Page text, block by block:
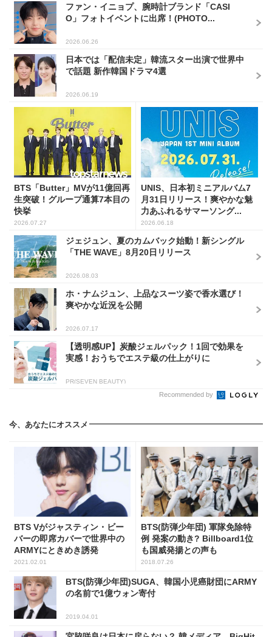
ファン・イニョプ、腕時計ブランド「CASI
O」フォトイベントに出席！(PHOTO...
2026.06.26
日本では「配信未定」韓流スター出演で世界中
で話題 新作韓国ドラマ4選
2026.06.19
BTS「Butter」MVが11億回再
生突破！グループ通算7本目の
快挙
2026.07.27
UNIS、日本初ミニアルバム7
月31日リリース！爽やかな魅
力あふれるサマーソング...
2026.06.18
ジェジュン、夏のカムバック始動！新シングル
「THE WAVE」8月20日リリース
2026.08.03
ホ・ナムジュン、上品なスーツ姿で香水選び！
爽やかな近況を公開
2026.07.17
【透明感UP】炭酸ジェルパック！1回で効果を
実感！おうちでエステ級の仕上がりに
PR(SEVEN BEAUTY)
Recommended by
今、あなたにオススメ
BTS Vがジャスティン・ビー
バーの即席カバーで世界中の
ARMYにときめき誘発
2021.02.01
BTS(防弾少年団) 軍隊免除特
例 発案の動き? Billboard1位
も国威発揚との声も
2018.07.26
BTS(防弾少年団)SUGA、韓国小児癌財団にARMY
の名前で1億ウォン寄付
2019.04.01